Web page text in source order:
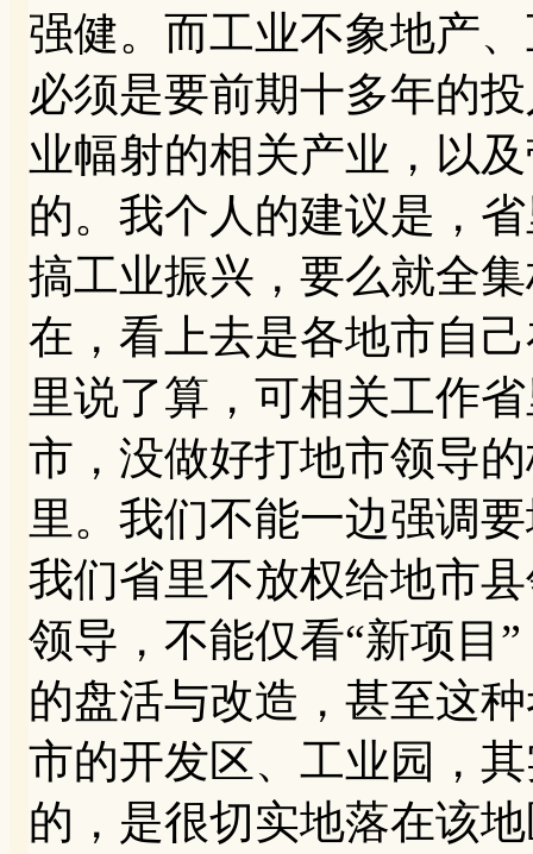
强健。而工业不象地产
必须是要前期十多年的
业幅射的相关产业，以
的。我个人的建议是，
搞工业振兴，要么就全
在，看上去是各地市自
里说了算，可相关工作
市，没做好打地市领导
里。我们不能一边强调
我们省里不放权给地市
领导，不能仅看“新项目
的盘活与改造，甚至这
市的开发区、工业园，
的，是很切实地落在该